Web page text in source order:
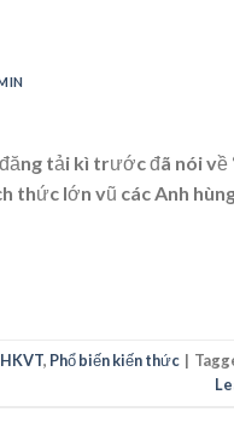
tải kì trước đã nói về
thức lớn vũ các Anh
, Phổ biến kiến thức |